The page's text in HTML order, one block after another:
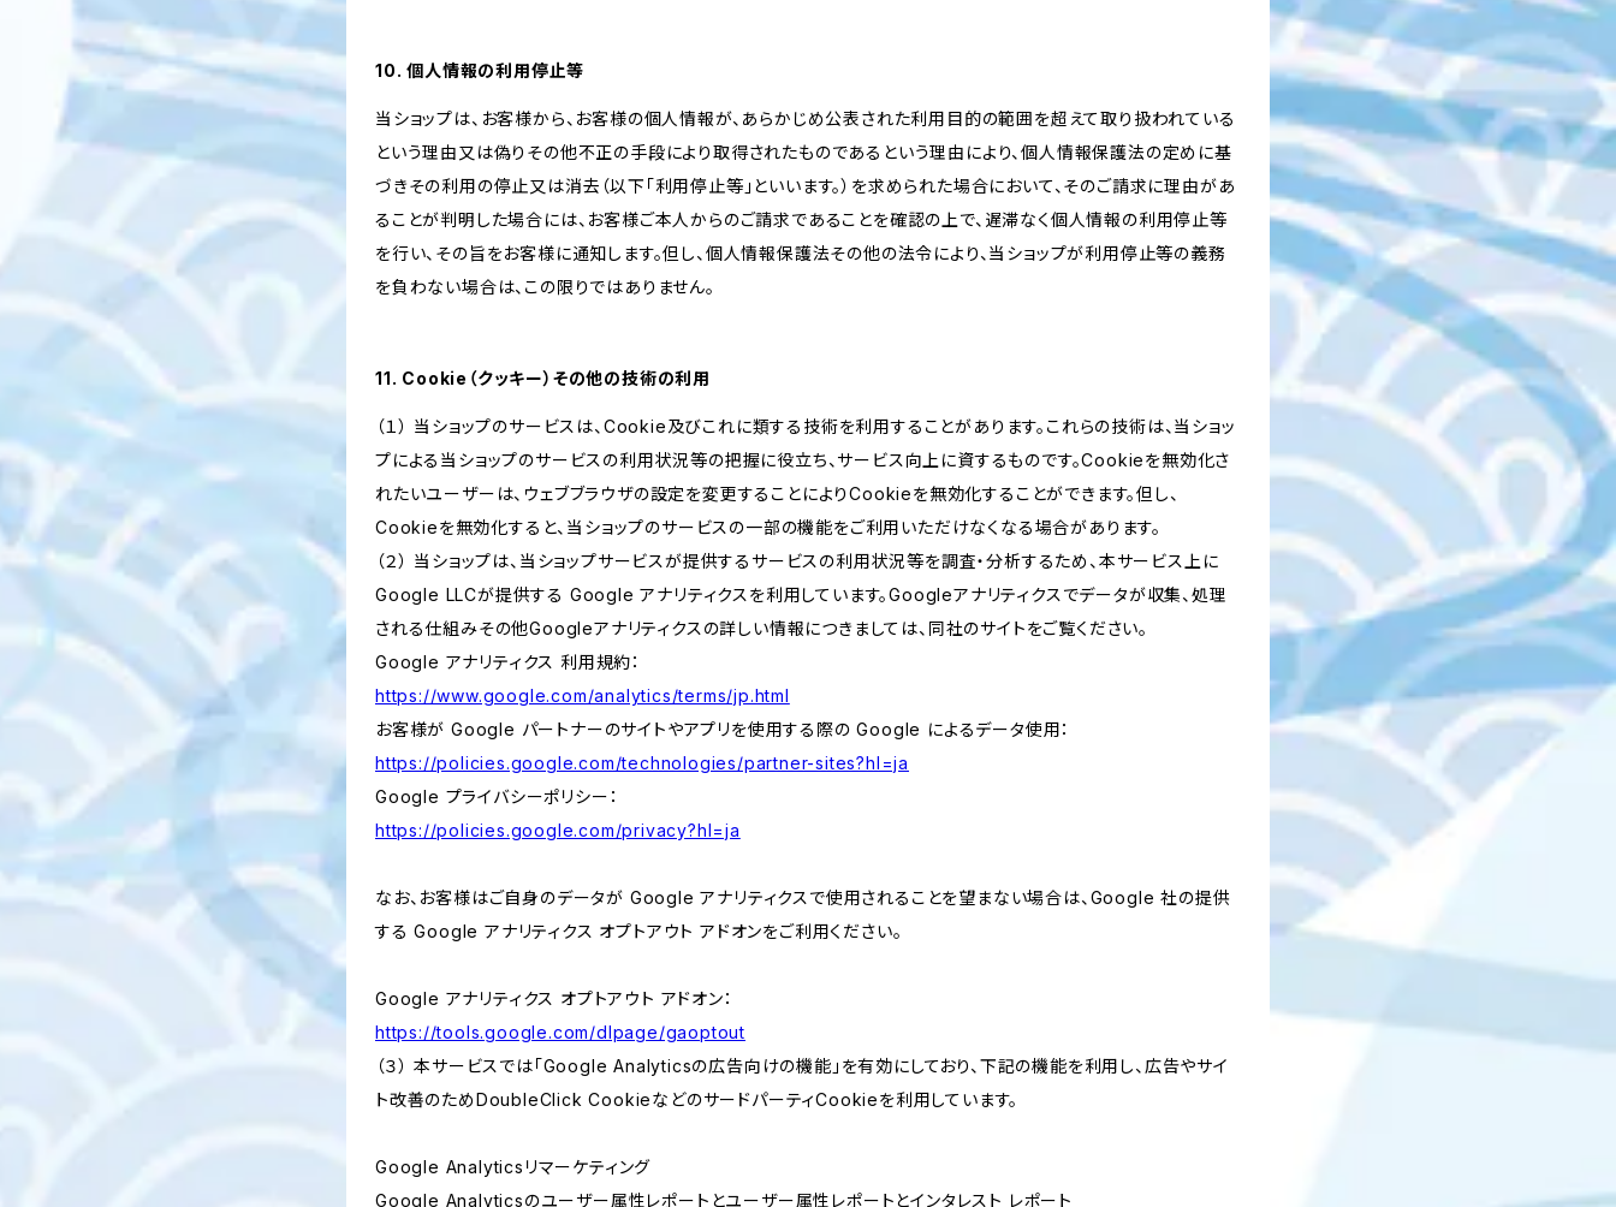
10. 個人情報の利用停止等
当ショップは、お客様から、お客様の個人情報が、あらかじめ公表された利用目的の範囲を超えて取り扱われている
という理由又は偽りその他不正の手段により取得されたものであるという理由により、個人情報保護法の定めに基
づきその利用の停止又は消去（以下「利用停止等」といいます。）を求められた場合において、そのご請求に理由があ
ることが判明した場合には、お客様ご本人からのご請求であることを確認の上で、遅滞なく個人情報の利用停止等
を行い、その旨をお客様に通知します。但し、個人情報保護法その他の法令により、当ショップが利用停止等の義務
を負わない場合は、この限りではありません。
11. Cookie（クッキー）その他の技術の利用
（１） 当ショップのサービスは、Cookie及びこれに類する技術を利用することがあります。これらの技術は、当ショッ
プによる当ショップのサービスの利用状況等の把握に役立ち、サービス向上に資するものです。Cookieを無効化さ
れたいユーザーは、ウェブブラウザの設定を変更することによりCookieを無効化することができます。但し、
Cookieを無効化すると、当ショップのサービスの一部の機能をご利用いただけなくなる場合があります。
（２） 当ショップは、当ショップサービスが提供するサービスの利用状況等を調査・分析するため、本サービス上に
Google LLCが提供する Google アナリティクスを利用しています。Googleアナリティクスでデータが収集、処理
される仕組みその他Googleアナリティクスの詳しい情報につきましては、同社のサイトをご覧ください。
Google アナリティクス 利用規約：
https://www.google.com/analytics/terms/jp.html
お客様が Google パートナーのサイトやアプリを使用する際の Google によるデータ使用：
https://policies.google.com/technologies/partner-sites?hl=ja
Google プライバシーポリシー：
https://policies.google.com/privacy?hl=ja
なお、お客様はご自身のデータが Google アナリティクスで使用されることを望まない場合は、Google 社の提供
する Google アナリティクス オプトアウト アドオンをご利用ください。
Google アナリティクス オプトアウト アドオン：
https://tools.google.com/dlpage/gaoptout
（３） 本サービスでは「Google Analyticsの広告向けの機能」を有効にしており、下記の機能を利用し、広告やサイ
ト改善のためDoubleClick CookieなどのサードパーティCookieを利用しています。
Google Analyticsリマーケティング
Google Analyticsのユーザー属性レポートとユーザー属性レポートとインタレスト レポート